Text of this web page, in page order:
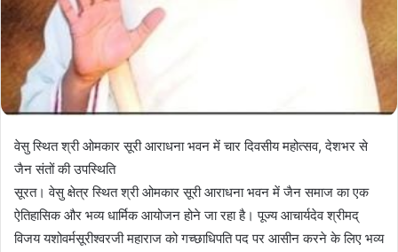
वेसु स्थित श्री ओमकार सूरी आराधना भवन में चार दिवसीय महोत्सव, देशभर से
जैन संतों की उपस्थिति
सूरत। वेसु क्षेत्र स्थित श्री ओमकार सूरी आराधना भवन में जैन समाज का एक
ऐतिहासिक और भव्य धार्मिक आयोजन होने जा रहा है। पूज्य आचार्यदेव श्रीमद्
विजय यशोवर्मसूरीश्वरजी महाराज को गच्छाधिपति पद पर आसीन करने के लिए भव्य